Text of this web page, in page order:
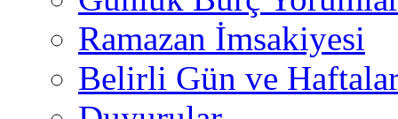
Ramazan İmsakiyesi
Belirli Gün ve